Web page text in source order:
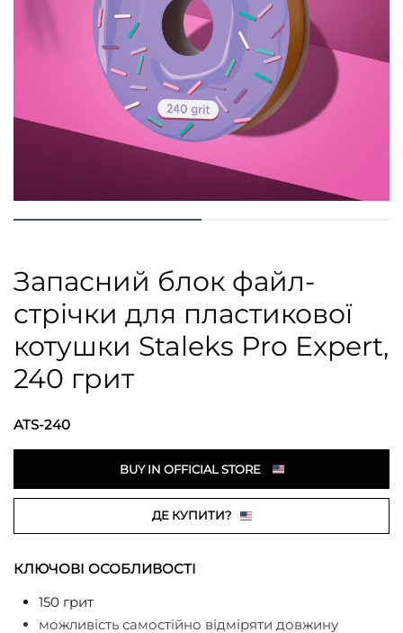
Запасний блок файл-
стрічки для пластикової
котушки Staleks Pro Expert,
240 грит
ATS-240
BUY IN OFFICIAL STORE
ДЕ КУПИТИ?
КЛЮЧОВІ ОСОБЛИВОСТІ
150 грит
можливість самостійно відміряти довжину